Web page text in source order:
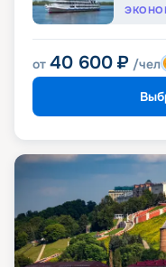
от 40 600 ₽ /чел